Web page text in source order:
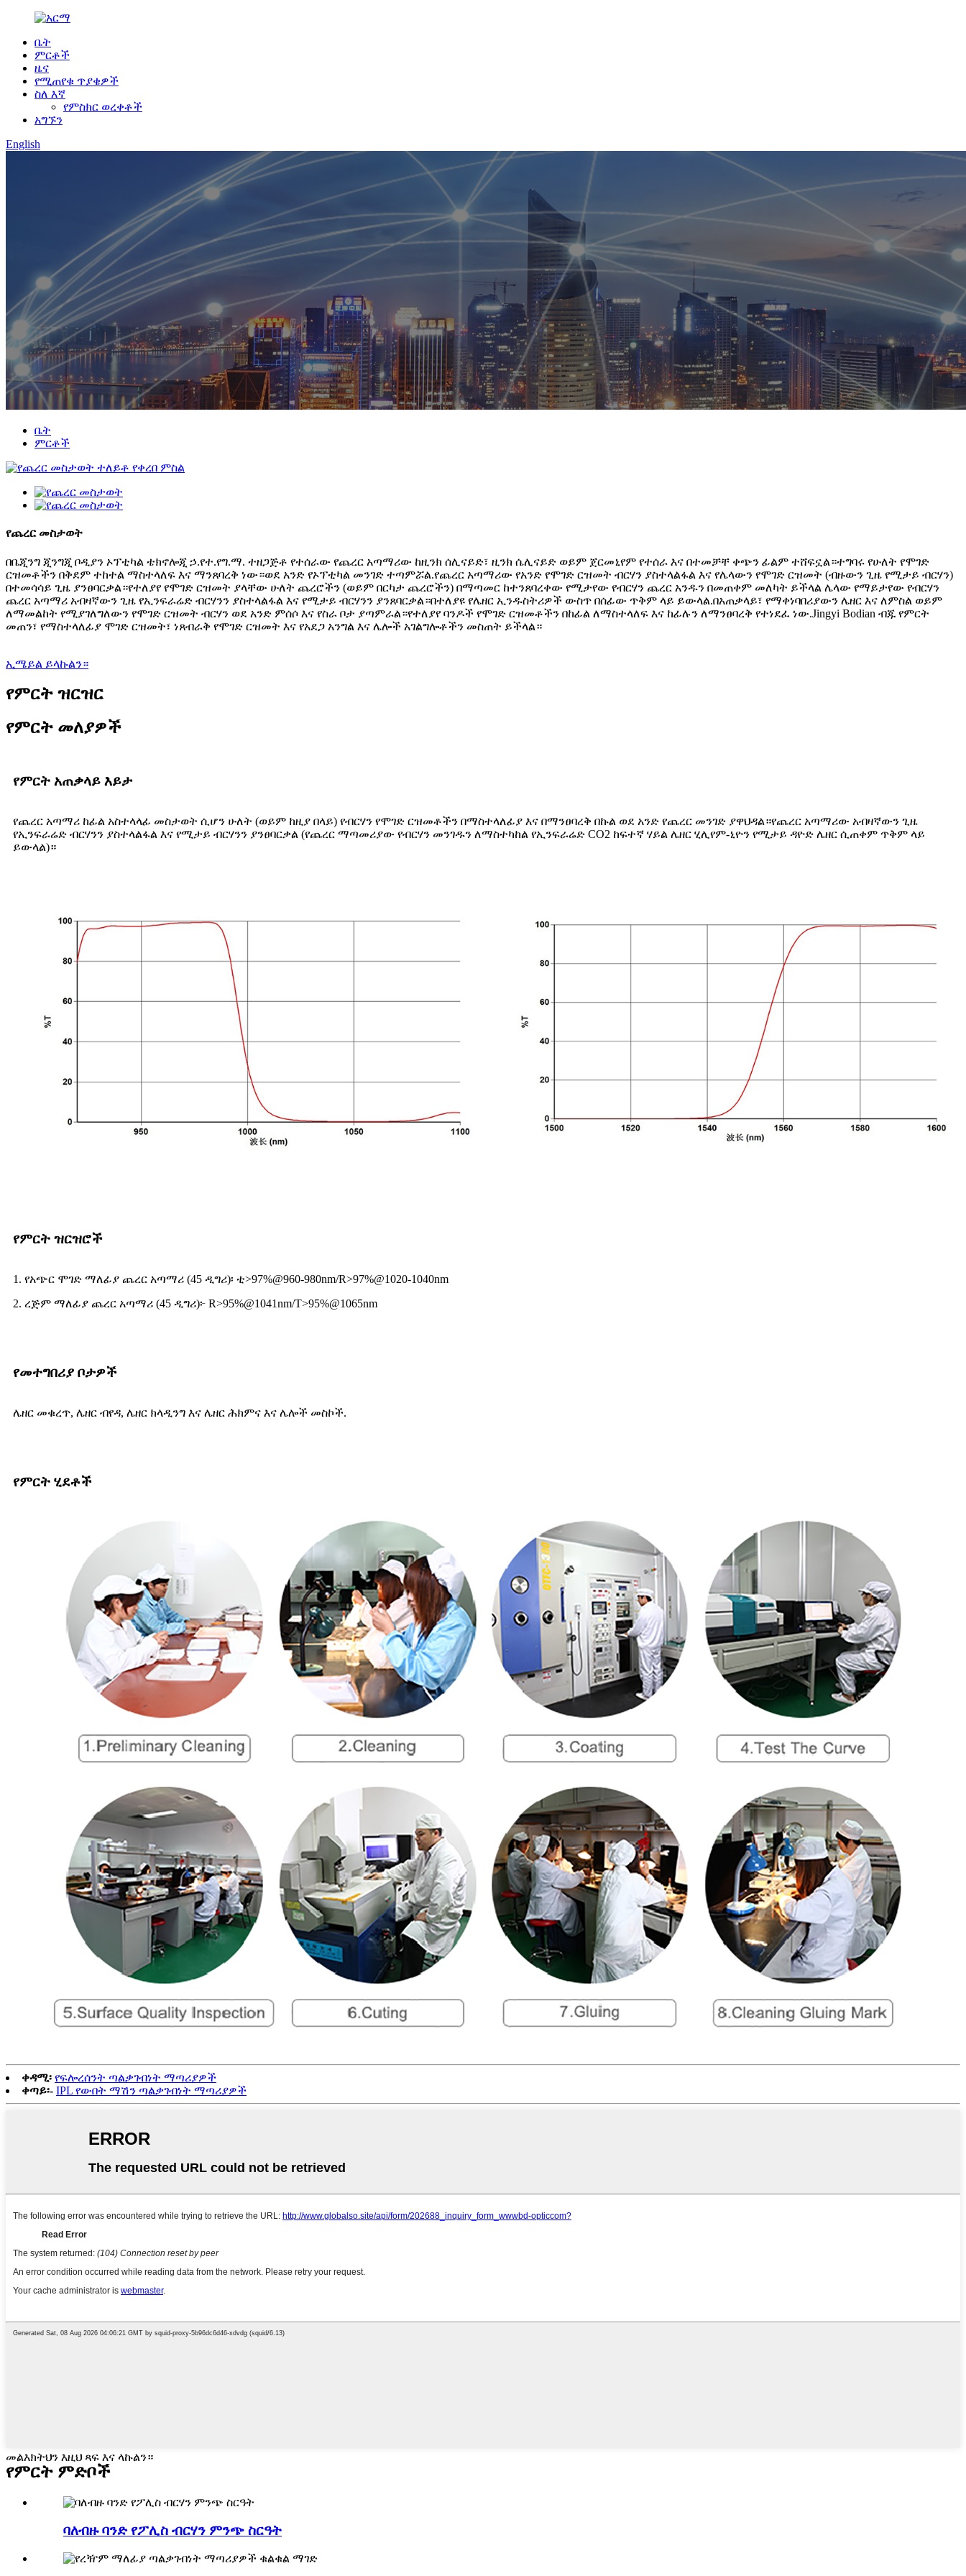
ቤት
ምርቶች
ዜና
የሚጠየቁ ጥያቄዎች
ስለ እኛ
የምስክር ወረቀቶች
አግኙን
English
ቤት
ምርቶች
የጨረር መስታወት
በቤጂንግ ጂንግጂ ቦዲያን ኦፕቲካል ቴክኖሎጂ ኃ.የተ.የግ.ማ. ተዘጋጅቶ የተሰራው የጨረር አጣማሪው ከዚንክ ሰሊናይድ፣ ዚንክ ሴሊናይድ ወይም ጀርመኒየም የተሰራ እና በተመቻቸ ቀጭን ፊልም ተሸፍኗል።ተግባሩ የሁለት የሞገድ
ርዝመቶችን በቅደም ተከተል ማስተላለፍ እና ማንጸባረቅ ነው።ወደ አንድ የኦፕቲካል መንገድ ተጣምሯል.የጨረር አጣማሪው የአንድ የሞገድ ርዝመት ብርሃን ያስተላልፋል እና የሌላውን የሞገድ ርዝመት (ብዙውን ጊዜ የሚታይ ብርሃን)
በተመሳሳይ ጊዜ ያንፀባርቃል።የተለያየ የሞገድ ርዝመት ያላቸው ሁለት ጨረሮችን (ወይም በርካታ ጨረሮችን) በማጣመር ከተንጸባረቀው የሚታየው የብርሃን ጨረር አንዱን በመጠቀም መለካት ይችላል ሌላው የማይታየው የብርሃን
ጨረር አጣማሪ አብዛኛውን ጊዜ የኢንፍራሬድ ብርሃንን ያስተላልፋል እና የሚታይ ብርሃንን ያንጸባርቃል።በተለያዩ የሌዘር ኢንዱስትሪዎች ውስጥ በሰፊው ጥቅም ላይ ይውላል.በአጠቃላይ፣ የማቀነባበሪያውን ሌዘር እና ለምስል ወይም
ለማመልከት የሚያገለግለውን የሞገድ ርዝመት ብርሃን ወደ አንድ ምሰሶ እና የስራ ቦታ ያጣምራል።የተለያየ ባንዶች የሞገድ ርዝመቶችን በከፊል ለማስተላለፍ እና ከፊሉን ለማንፀባረቅ የተነደፈ ነው.Jingyi Bodian ብጁ የምርት
መጠን፣ የማስተላለፊያ ሞገድ ርዝመት፣ ነጸብራቅ የሞገድ ርዝመት እና የአደጋ አንግል እና ሌሎች አገልግሎቶችን መስጠት ይችላል።
ኢሜይል ይላኩልን።
የምርት ዝርዝር
የምርት መለያዎች
የምርት አጠቃላይ እይታ
የጨረር አጣማሪ ከፊል አስተላላፊ መስታወት ሲሆን ሁለት (ወይም ከዚያ በላይ) የብርሃን የሞገድ ርዝመቶችን በማስተላለፊያ እና በማንፀባረቅ በኩል ወደ አንድ የጨረር መንገድ ያዋህዳል።የጨረር አጣማሪው አብዛኛውን ጊዜ
የኢንፍራሬድ ብርሃንን ያስተላልፋል እና የሚታይ ብርሃንን ያንፀባርቃል (የጨረር ማጣመሪያው የብርሃን መንገዱን ለማስተካከል የኢንፍራሬድ CO2 ከፍተኛ ሃይል ሌዘር ሂሊየም-ኒዮን የሚታይ ዳዮድ ሌዘር ሲጠቀም ጥቅም ላይ
ይውላል)።
የምርት ዝርዝሮች
1. የአጭር ሞገድ ማለፊያ ጨረር አጣማሪ (45 ዲግሪ)፡ ቲ>97%@960-980nm/R>97%@1020-1040nm
2. ረጅም ማለፊያ ጨረር አጣማሪ (45 ዲግሪ)፦ R>95%@1041nm/T>95%@1065nm
የመተግበሪያ ቦታዎች
ሌዘር መቁረጥ, ሌዘር ብየዳ, ሌዘር ክላዲንግ እና ሌዘር ሕክምና እና ሌሎች መስኮች.
የምርት ሂደቶች
ቀዳሚ፡ የፍሎረሰንት ጣልቃገብነት ማጣሪያዎች
ቀጣይ፡- IPL የውበት ማሽን ጣልቃገብነት ማጣሪያዎች
መልእክትህን እዚህ ጻፍ እና ላኩልን።
የምርት ምድቦች
ባለብዙ ባንድ የፖሊስ ብርሃን ምንጭ ስርዓት